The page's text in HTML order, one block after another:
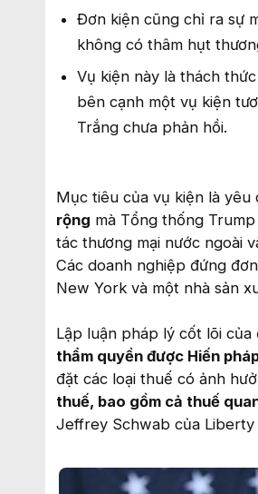
Đơn kiện cũng chỉ ra sự
không có thâm hụt
Vụ kiện này là thách
bên cạnh một vụ kiện
Trắng chưa phản hồi.
Mục tiêu của vụ kiện là yêu
rộng mà Tổng thống
tác thương mại nước ngoài
Các doanh nghiệp đứng
New York và một nhà sản
Lập luận pháp lý cốt lõi
thẩm quyền được Hiến
đặt các loại thuế có ảnh
thuế, bao gồm cả thuế
Jeffrey Schwab của